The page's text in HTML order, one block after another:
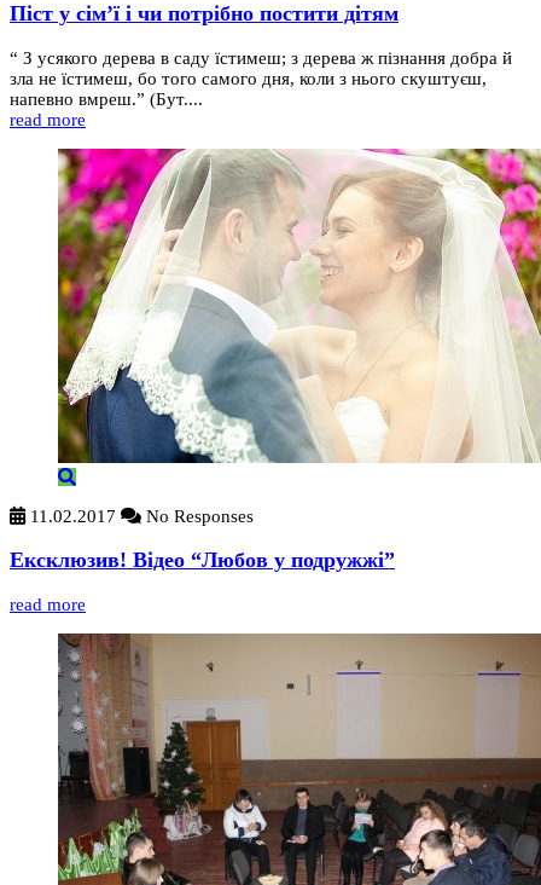
Піст у сім’ї і чи потрібно постити дітям
“ З усякого дерева в саду їстимеш; з дерева ж пізнання добра й
зла не їстимеш, бо того самого дня, коли з нього скуштуєш,
напевно вмреш.” (Бут....
read more
11.02.2017 No Responses
Ексклюзив! Відео “Любов у подружжі”
read more